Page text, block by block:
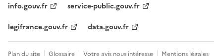
info.gouv.fr
service-public.gouv.fr
legifrance.gouv.fr
data.gouv.fr
Plan du site Glossaire Votre avis nous intéresse Mentions légales